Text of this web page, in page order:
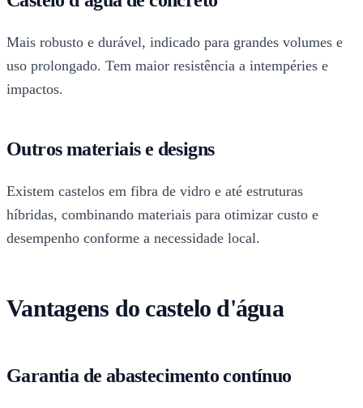
Mais robusto e durável, indicado para grandes volumes e
uso prolongado. Tem maior resistência a intempéries e
impactos.
Outros materiais e designs
Existem castelos em fibra de vidro e até estruturas
híbridas, combinando materiais para otimizar custo e
desempenho conforme a necessidade local.
Vantagens do castelo d'água
Garantia de abastecimento contínuo